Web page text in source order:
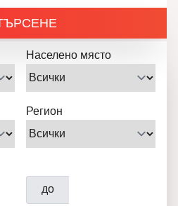
Населено място
Регион
до